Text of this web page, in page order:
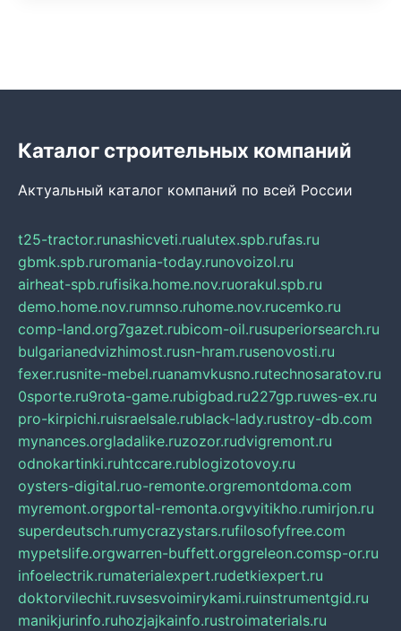
Каталог строительных компаний
Актуальный каталог компаний по всей России
t25-tractor.runashicveti.rualutex.spb.rufas.ru
gbmk.spb.ruromania-today.runovoizol.ru
airheat-spb.rufisika.home.nov.ruorakul.spb.ru
demo.home.nov.rumnso.ruhome.nov.rucemko.ru
comp-land.org7gazet.rubicom-oil.rusuperiorsearch.ru
bulgarianedvizhimost.rusn-hram.rusenovosti.ru
fexer.rusnite-mebel.ruanamvkusno.rutechnosaratov.ru
0sporte.ru9rota-game.rubigbad.ru227gp.ruwes-ex.ru
pro-kirpichi.ruisraelsale.rublack-lady.rustroy-db.com
mynances.orgladalike.ruzozor.rudvigremont.ru
odnokartinki.ruhtccare.rublogizotovoy.ru
oysters-digital.ruo-remonte.orgremontdoma.com
myremont.orgportal-remonta.orgvyitikho.rumirjon.ru
superdeutsch.rumycrazystars.rufilosofyfree.com
mypetslife.orgwarren-buffett.orggreleon.comsp-or.ru
infoelectrik.rumaterialexpert.rudetkiexpert.ru
doktorvilechit.ruvsesvoimirykami.ruinstrumentgid.ru
manikjurinfo.ruhozjajkainfo.rustroimaterials.ru